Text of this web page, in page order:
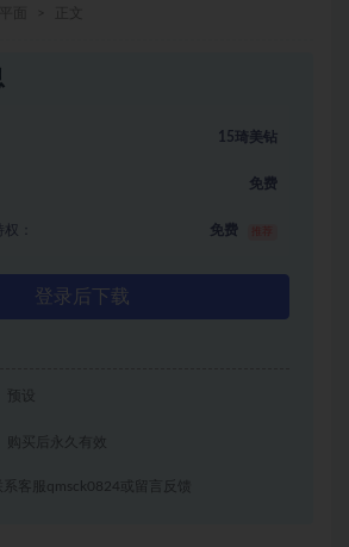
15琦美钻
免费
： 免费
登录后下载
预设
购买后永久有效
系客服qmsck0824或留言反馈